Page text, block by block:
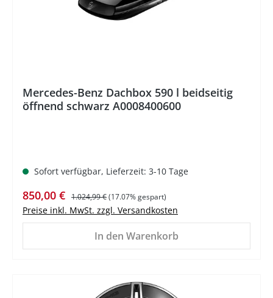
Mercedes-Benz Dachbox 590 l beidseitig
öffnend schwarz A0008400600
Sofort verfügbar, Lieferzeit: 3-10 Tage
Verkaufspreis:
850,00 € Regulärer Preis:
1.024,99 €(17.07% gespart)
Preise inkl. MwSt. zzgl. Versandkosten
In den Warenkorb